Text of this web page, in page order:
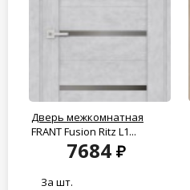
Дверь межкомнатная
FRANT Fusion Ritz L1...
7684
За шт.